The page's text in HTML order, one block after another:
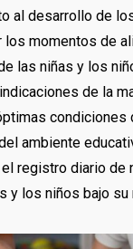
al desarrollo de
los momentos de
las niñas y los
de la
condiciones
ambiente
registro diario de
y los niños bajo